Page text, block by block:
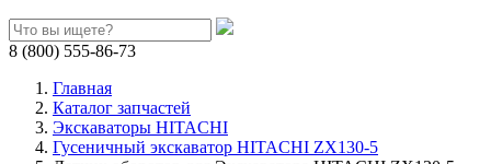
8 (800) 555-86-73
Главная
Каталог запчастей
Экскаваторы HITACHI
Гусеничный экскаватор HITACHI ZX130-5